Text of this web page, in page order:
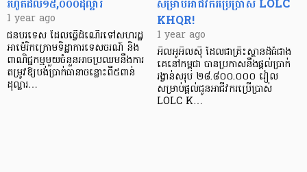
1 year ago
ជនបរទេស ដែលធ្វើដំណើរទៅសហរដ្ឋ
អាម៉េរិកក្រោមទិដ្ឋាការទេសចរណ៍ និង
ពាណិជ្ជកម្មមួយចំនួនអាចប្រឈមនឹងការ
តម្រូវឱ្យបង់ប្រាក់ធានាចន្លោះពី៥ពាន់
ដុល្លារ…
KHQR!
1 year ago
អិលអូអិលស៊ី ដែលជាគ្រឹះស្ថានដ៏ធំជាង
គេនៅកម្ពុជា បានប្រកាសនឹងផ្ដល់ប្រាក់
រង្វាន់សរុប ២៨.៨០០.០០០ រៀល
សម្រាប់ផ្ដល់ជូនអាជីវករប្រើប្រាស់
LOLC K…